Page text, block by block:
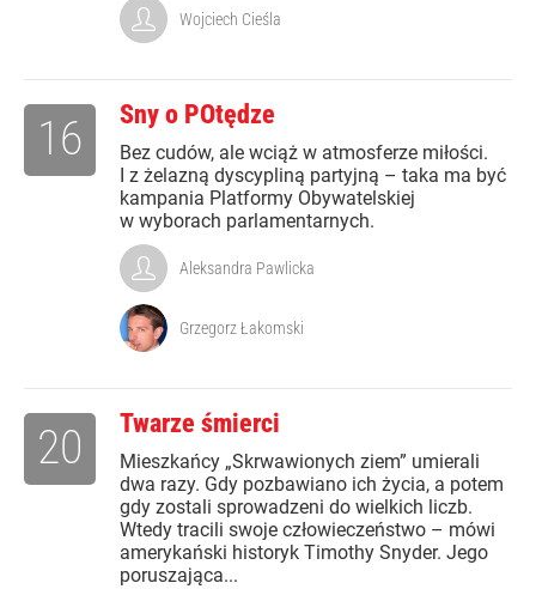
Wojciech Cieśla
Sny o POtędze
Bez cudów, ale wciąż w atmosferze miłości.
I z żelazną dyscypliną partyjną – taka ma być
kampania Platformy Obywatelskiej
w wyborach parlamentarnych.
16
Aleksandra Pawlicka
Grzegorz Łakomski
Twarze śmierci
Mieszkańcy „Skrwawionych ziem” umierali
dwa razy. Gdy pozbawiano ich życia, a potem
gdy zostali sprowadzeni do wielkich liczb.
Wtedy tracili swoje człowieczeństwo – mówi
amerykański historyk Timothy Snyder. Jego
poruszająca...
20